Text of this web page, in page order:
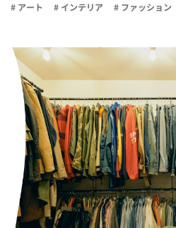
# アート # インテリア # ファッション